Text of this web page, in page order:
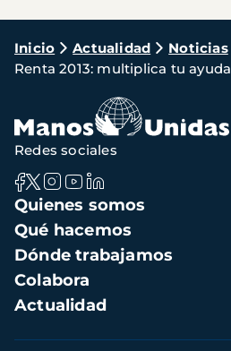
Ruta
de
navegación
Inicio Actualidad
Noticias
Renta 2013: multiplica tu ayuda
Navegación
principal
Quienes somos
Qué hacemos
Dónde trabajamos
Colabora
Actualidad
Redes sociales